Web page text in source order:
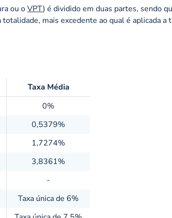
ou oVPT) é dividido em duas partes, sendo
mais excedente ao qual é aplicada a
Taxa Média
0%
0,5379%
1,7274%
3,8361%
-
Taxa única de 6%